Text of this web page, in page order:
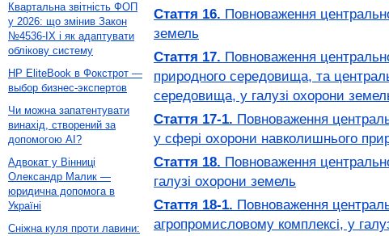
Стаття 16. Повноваження
земель
Стаття 17. Повноваження
природного середовища, та
середовища, у галузі охорони
Стаття 17-1. Повноваження
у сфері охорони навколишнього
Стаття 18. Повноваження
галузі охорони земель
Стаття 18-1. Повноваження
агропромисловому комплексі, у
Квартальна звітність ФОП
у 2026: що змінив Закон
№4536-IX і як адаптувати
облікову систему
HP EliteBook в Фокстрот —
выбор бизнес-экспертов
Чи можна запатентувати
винахід, створений за
допомогою AI?
Адвокат у Вінниці
Олександр Малик —
юридична допомога в
Україні
Сніжна куля проти лавини: